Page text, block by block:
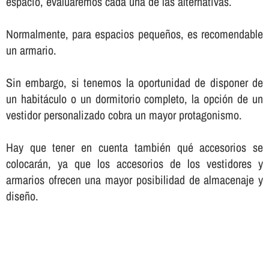
Normalmente, para espacios pequeños, es recomendable
un armario.
Sin embargo, si tenemos la oportunidad de disponer de
un habitáculo o un dormitorio completo, la opción de un
vestidor personalizado cobra un mayor protagonismo.
Hay que tener en cuenta también qué accesorios se
colocarán, ya que los accesorios de los vestidores y
armarios ofrecen una mayor posibilidad de almacenaje y
diseño.